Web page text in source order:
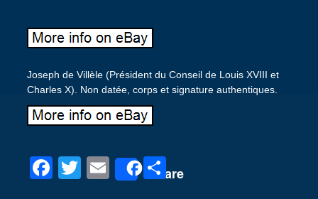
Joseph de Villèle (Président du Conseil de Louis XVIII et
Charles X). Non datée, corps et signature authentiques.
F
T
E
Share
P